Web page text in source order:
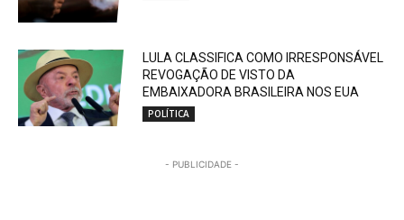
LULA CLASSIFICA COMO IRRESPONSÁVEL
REVOGAÇÃO DE VISTO DA
EMBAIXADORA BRASILEIRA NOS EUA
POLÍTICA
- PUBLICIDADE -